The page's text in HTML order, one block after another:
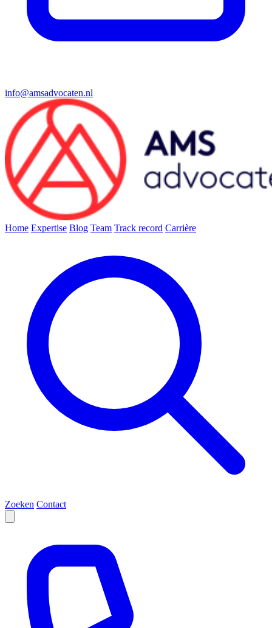
info@amsadvocaten.nl
Home Expertise Blog Team Track record Carrière
Zoeken Contact